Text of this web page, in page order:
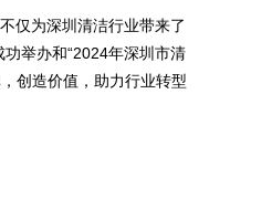
仅为深圳清洁行业带来了
举办和“2024年深圳市清
创造价值，助力行业转型